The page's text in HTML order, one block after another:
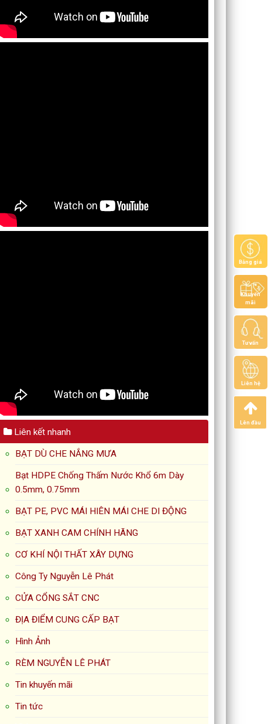
Liên kết nhanh
BẠT DÙ CHE NẮNG MƯA
Bạt HDPE Chống Thấm Nước Khổ 6m Dày
0.5mm, 0.75mm
BẠT PE, PVC MÁI HIÊN MÁI CHE DI ĐỘNG
BẠT XANH CAM CHÍNH HÃNG
CƠ KHÍ NỘI THẤT XÂY DỰNG
Công Ty Nguyễn Lê Phát
CỬA CỔNG SẮT CNC
ĐỊA ĐIỂM CUNG CẤP BẠT
Hình Ảnh
RÈM NGUYỄN LÊ PHÁT
Tin khuyến mãi
Tin tức
Bảng giá
Khuyến
mãi
Tư vấn
Liên hệ
Lên đầu